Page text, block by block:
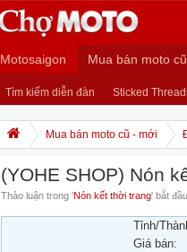
Motosaigon Mua bán moto
Tìm kiếm diễn đàn Sticked
Mua bán moto cũ - mới
(YOHE SHOP) Nón
Thảo luận trong 'Nón kết thời trang' bắt
Tỉnh/
Giá bán: